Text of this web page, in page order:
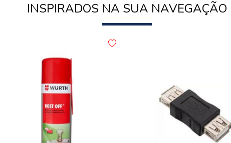
INSPIRADOS NA SUA NAVEGAÇÃO